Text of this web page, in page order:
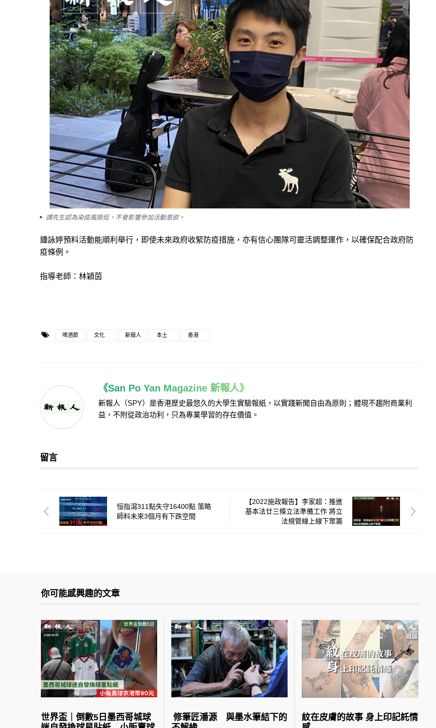
譚先生認為染疫風險低，不會影響參加活動意欲。
鍾詠婷預料活動能順利舉行，即使未來政府收緊防疫措施，亦有信心團隊可靈活調整運作，以確保配合政府防
疫條例。
指導老師：林穎茵
啤酒節 文化 新報人 本土 香港
《San Po Yan Magazine 新報人》
新報人（SPY）是香港歷史最悠久的大學生實驗報紙，以實踐新聞自由為原則；體現不趨附商業利
益，不附從政治功利，只為專業學習的存在價值。
留言
恒指瀉311點失守16400點 策略
師料未來3個月有下跌空間
【2022施政報告】李家超：推進
基本法廿三條立法準備工作 將立
法規管線上線下眾籌
你可能感興趣的文章
世界盃｜倒數5日墨西哥城球
修筆匠潘源 與墨水筆結下的
紋在皮膚的故事 身上印記託情